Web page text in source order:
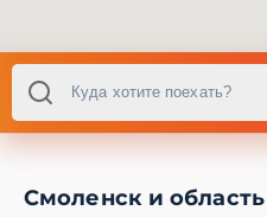
Смоленск и область